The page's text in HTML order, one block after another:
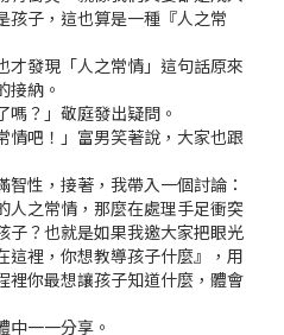
孩子，這也算是一種『人之常
才發現「人之常情」這句話原來
接納。
嗎？」敬庭發出疑問。
情吧！」富男笑著說，大家也跟
性，接著，我帶入一個討論：
人之常情，那麼在處理手足衝突
子？也就是如果我邀大家把眼光
這裡，你想教導孩子什麼』，用
裡你最想讓孩子知道什麼，體會
中一一分享。